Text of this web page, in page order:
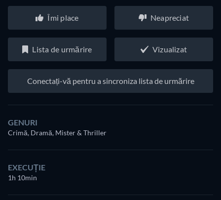
Îmi place Neapreciat
Lista de urmărire Vizualizat
Conectați-vă pentru a sincroniza lista de urmărire
GENURI
Crimă, Dramă, Mister & Thriller
EXECUȚIE
1h 10min